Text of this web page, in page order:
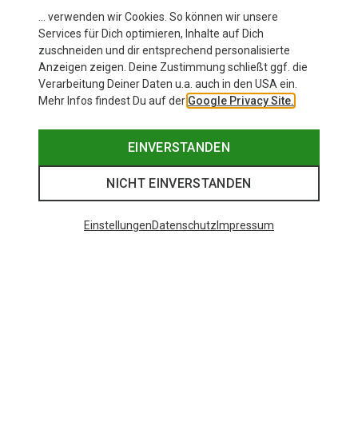
Cross 1 Bottle Trinkgürtel
… verwenden wir Cookies. So können wir unsere
Services für Dich optimieren, Inhalte auf Dich
zuschneiden und dir entsprechend personalisierte
Anzeigen zeigen. Deine Zustimmung schließt ggf. die
Verarbeitung Deiner Daten u.a. auch in den USA ein.
Mehr Infos findest Du auf der Google Privacy Site.
EINVERSTANDEN
NICHT EINVERSTANDEN
EinstellungenDatenschutz Impressum